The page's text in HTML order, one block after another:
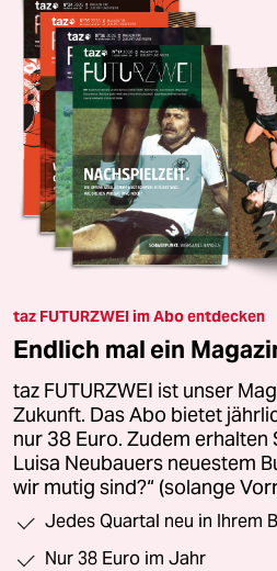
taz FUTURZWEI im Abo entdecken
Endlich mal ein
taz FUTURZWEI ist unser
Zukunft. Das Abo bietet
nur 38 Euro. Zudem erhalten
Luisa Neubauers neuestem
wir mutig sind?“ (solange
Jedes Quartal neu in Ihrem
Nur 38 Euro im Jahr